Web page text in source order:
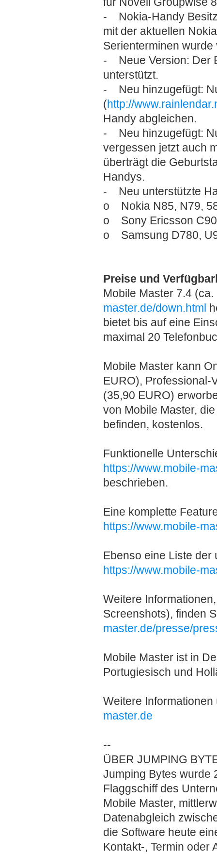
- Nokia-Handy
mit der aktuellen
Serienterminen
- Neue Version: Der
unterstützt.
- Neu hinzugefügt:
(http://
Handy abgleichen.
- Neu hinzugefügt:
vergessen jetzt auch
überträgt die
Handys.
- Neu unterstützte
o Nokia N85, N79,
o Sony Ericsson
o Samsung D780,
Preise und
Mobile Master 7.4
master.de/down.html
bietet bis auf eine
maximal 20
Mobile Master kann
EURO), Professional-
(35,90 EURO)
von Mobile Master,
befinden, kostenlos.
Funktionelle
https://www.mobile-
beschrieben.
Eine komplette
https://www.mobile-
Ebenso eine Liste der
https://www.mobile-
Weitere
Screenshots), finden
master.de/presse/
Mobile Master ist in
Portugiesisch und
Weitere
master.de
--
ÜBER JUMPING
Jumping Bytes wurde
Flaggschiff des
Mobile Master,
Datenabgleich
die Software heute
Kontakt-, Termin oder